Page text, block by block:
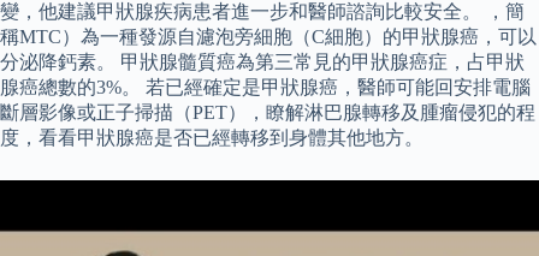
變，他建議甲狀腺疾病患者進一步和醫師諮詢比較安全。 ，簡
稱MTC）為一種發源自濾泡旁細胞（C細胞）的甲狀腺癌，可以
分泌降鈣素。 甲狀腺髓質癌為第三常見的甲狀腺癌症，占甲狀
腺癌總數的3%。 若已經確定是甲狀腺癌，醫師可能回安排電腦
斷層影像或正子掃描（PET），瞭解淋巴腺轉移及腫瘤侵犯的程
度，看看甲狀腺癌是否已經轉移到身體其他地方。